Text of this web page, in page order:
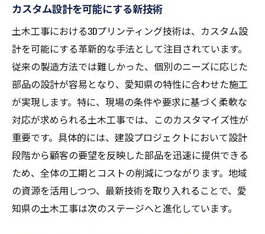
カスタム設計を可能にする新技術
土木工事における3Dプリンティング技術は、カスタム設
計を可能にする革新的な手法として注目されています。
従来の製造方法では難しかった、個別のニーズに応じた
部品の設計が容易となり、愛知県の特性に合わせた施工
が実現します。特に、現場の条件や要求に基づく柔軟な
対応が求められる土木工事では、このカスタマイズ性が
重要です。具体的には、建設プロジェクトにおいて設計
段階から顧客の要望を反映した部品を迅速に提供できる
ため、全体の工期とコストの削減につながります。地域
の資源を活用しつつ、最新技術を取り入れることで、愛
知県の土木工事は次のステージへと進化しています。